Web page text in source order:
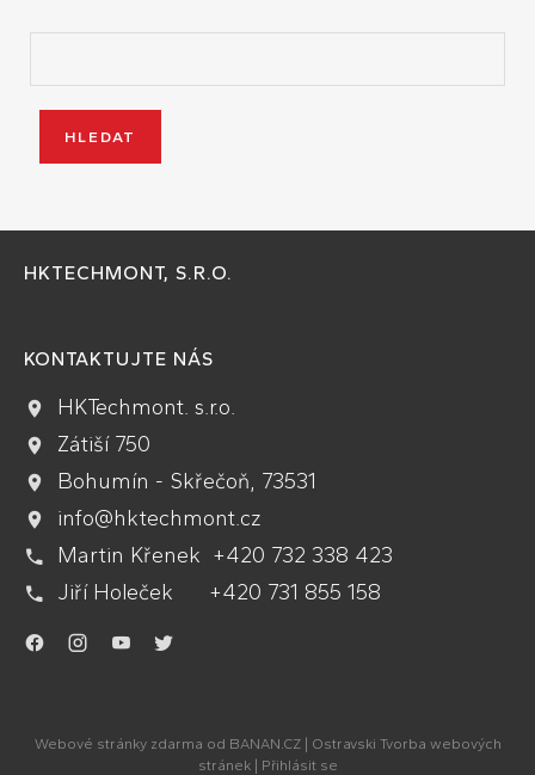
HKTECHMONT, S.R.O.
KONTAKTUJTE NÁS
HKTechmont. s.r.o.
Zátiší 750
Bohumín - Skřečoň, 73531
info@hktechmont.cz
Martin Křenek +420 732 338 423
Jiří Holeček +420 731 855 158
Webové stránky zdarma od BANAN.CZ|
Ostravski Tvorba webových
stránek
Přihlásit se